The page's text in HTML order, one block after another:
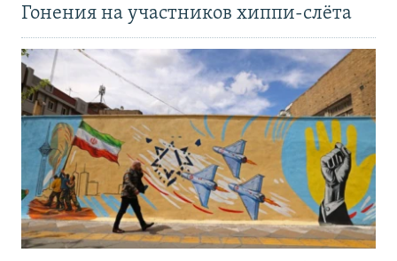
Гонения на участников хиппи-слёта